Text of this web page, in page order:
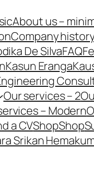
About us –
Company
De SilvaFAQ
Kasun Eranga
Our services – 2
– Modern
a CVShopShop
Srikan